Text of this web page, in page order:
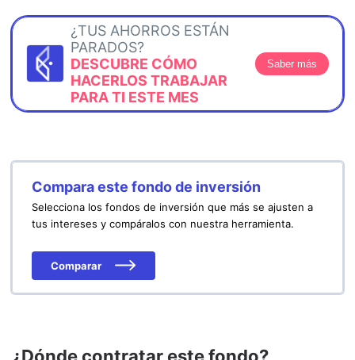
¿TUS AHORROS ESTÁN
PARADOS?
DESCUBRE CÓMO
HACERLOS TRABAJAR
PARA TI ESTE MES
Saber más
Compara este fondo de inversión
Selecciona los fondos de inversión que más se ajusten a
tus intereses y compáralos con nuestra herramienta.
Comparar
¿Dónde contratar este fondo?